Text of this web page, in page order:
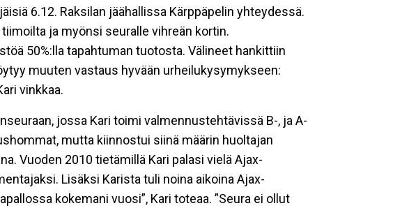
6.12. Raksilan jäähallissa Kärppäpelin yhteydessä.
ja myönsi seuralle vihreän kortin.
50%:lla tapahtuman tuotosta. Välineet hankittiin
muuten vastaus hyvään urheilukysymykseen:
vinkkaa.
jossa Kari toimi valmennustehtävissä B-, ja A-
mutta kiinnostui siinä määrin huoltajan
Vuoden 2010 tietämillä Kari palasi vielä Ajax-
Lisäksi Karista tuli noina aikoina Ajax-
kokemani vuosi”, Kari toteaa. ”Seura ei ollut